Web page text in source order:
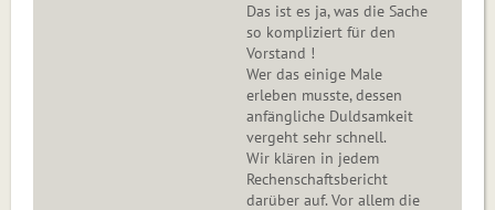
Das ist es ja, was die Sache
so kompliziert für den
Vorstand !
Wer das einige Male
erleben musste, dessen
anfängliche Duldsamkeit
vergeht sehr schnell.
Wir klären in jedem
Rechenschaftsbericht
darüber auf. Vor allem die